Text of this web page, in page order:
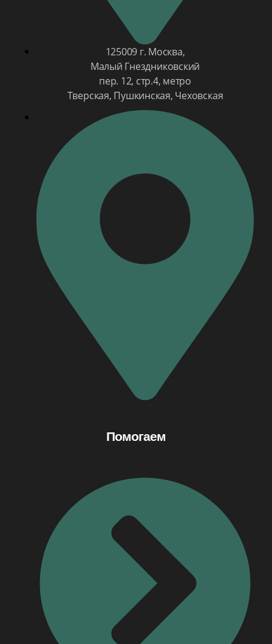
125009 г. Москва,
Малый Гнездниковский
пер. 12, стр.4, метро
Тверская, Пушкинская, Чеховская
Помогаем